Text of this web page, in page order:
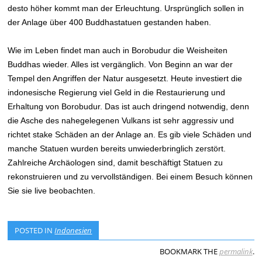
desto höher kommt man der Erleuchtung. Ursprünglich sollen in
der Anlage über 400 Buddhastatuen gestanden haben.
Wie im Leben findet man auch in Borobudur die Weisheiten
Buddhas wieder. Alles ist vergänglich. Von Beginn an war der
Tempel den Angriffen der Natur ausgesetzt. Heute investiert die
indonesische Regierung viel Geld in die Restaurierung und
Erhaltung von Borobudur. Das ist auch dringend notwendig, denn
die Asche des nahegelegenen Vulkans ist sehr aggressiv und
richtet stake Schäden an der Anlage an. Es gib viele Schäden und
manche Statuen wurden bereits unwiederbringlich zerstört.
Zahlreiche Archäologen sind, damit beschäftigt Statuen zu
rekonstruieren und zu vervollständigen. Bei einem Besuch können
Sie sie live beobachten.
POSTED INIndonesien
BOOKMARK THEpermalink.